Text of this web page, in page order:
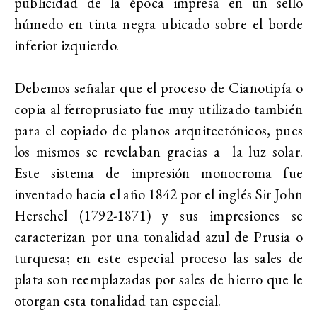
húmedo en tinta negra ubicado sobre el borde
inferior izquierdo.
Debemos señalar que el proceso de Cianotipía o
copia al ferroprusiato fue muy utilizado también
para el copiado de planos arquitectónicos, pues
los mismos se revelaban gracias a la luz solar.
Este sistema de impresión monocroma fue
inventado hacia el año 1842 por el inglés Sir John
Herschel (1792-1871) y sus impresiones se
caracterizan por una tonalidad azul de Prusia o
turquesa; en este especial proceso las sales de
plata son reemplazadas por sales de hierro que le
otorgan esta tonalidad tan especial.